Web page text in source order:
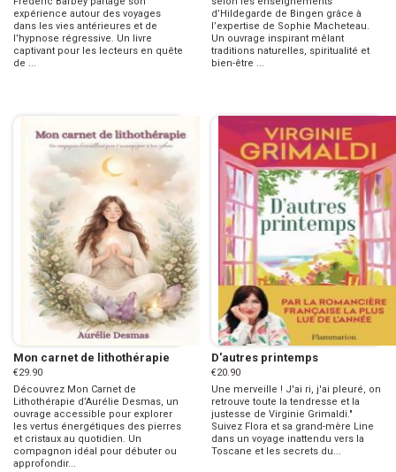
expérience autour des voyages
dans les vies antérieures et de
l’hypnose régressive. Un livre
captivant pour les lecteurs en quête
de ...
d’Hildegarde de Bingen grâce à
l’expertise de Sophie Macheteau.
Un ouvrage inspirant mêlant
traditions naturelles, spiritualité et
bien-être ...
Mon carnet de lithothérapie
€29.90
Découvrez Mon Carnet de
Lithothérapie d’Aurélie Desmas, un
ouvrage accessible pour explorer
les vertus énergétiques des pierres
et cristaux au quotidien. Un
compagnon idéal pour débuter ou
approfondir...
D'autres printemps
€20.90
Une merveille ! J'ai ri, j'ai pleuré, on
retrouve toute la tendresse et la
justesse de Virginie Grimaldi."
Suivez Flora et sa grand-mère Line
dans un voyage inattendu vers la
Toscane et les secrets du...